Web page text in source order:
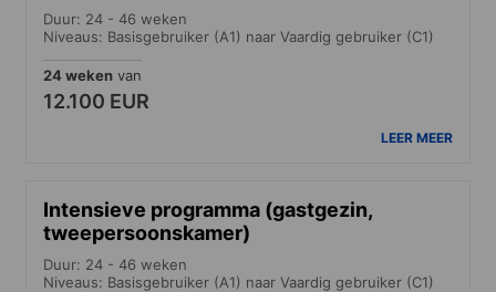
Duur: 24 - 46 weken
Niveaus: Basisgebruiker (A1) naar Vaardig gebruiker (C1)
24 weken van
12.100 EUR
LEER MEER
Intensieve programma (gastgezin,
tweepersoonskamer)
Duur: 24 - 46 weken
Niveaus: Basisgebruiker (A1) naar Vaardig gebruiker (C1)